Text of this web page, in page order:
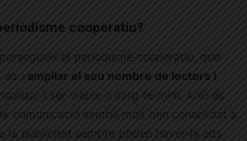
cooperatiu?
el periodisme cooperatiu, que
és «ampliar el seu nombre de lectors i
i ser viable a llarg termini. Això és
comunicació sembli molt ben consolidat a
la publicitat sempre poden haver-hi alts